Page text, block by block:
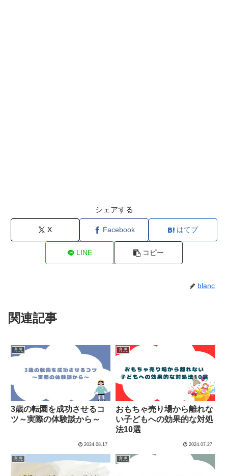
シェアする
X Facebook はてブ
LINE コピー
blanc
関連記事
育児
3歳の転園を成功させるコ
ツ～実際の体験談から～
2024.08.17
育児
おもちゃ売り場から離れな
い子どもへの効果的な対処
法10選
2024.07.27
育児 育児